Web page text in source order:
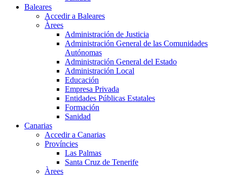
Baleares
Accedir a Baleares
Àrees
Administración de Justicia
Administración General de las Comunidades
Autónomas
Administración General del Estado
Administración Local
Educación
Empresa Privada
Entidades Públicas Estatales
Formación
Sanidad
Canarias
Accedir a Canarias
Províncies
Las Palmas
Santa Cruz de Tenerife
Àrees